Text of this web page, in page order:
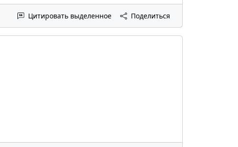
Цитировать выделенное Поделиться